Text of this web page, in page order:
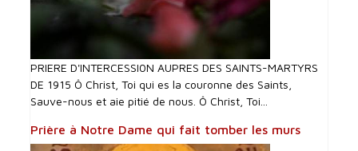
PRIERE D'INTERCESSI0N AUPRES DES SAINTS-MARTYRS
DE 1915 Ô Christ, Toi qui es la couronne des Saints,
Sauve-nous et aie pitié de nous. Ô Christ, Toi...
Prière à Notre Dame qui fait tomber les murs